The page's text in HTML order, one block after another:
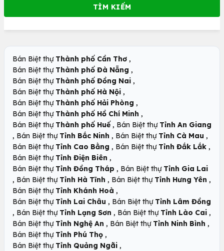
Bán Biệt thự Thành phố Cần Thơ ,
Bán Biệt thự Thành phố Đà Nẵng ,
Bán Biệt thự Thành phố Đồng Nai ,
Bán Biệt thự Thành phố Hà Nội ,
Bán Biệt thự Thành phố Hải Phòng ,
Bán Biệt thự Thành phố Hồ Chí Minh ,
Bán Biệt thự Thành phố Huế , Bán Biệt thự Tỉnh An Giang
, Bán Biệt thự Tỉnh Bắc Ninh , Bán Biệt thự Tỉnh Cà Mau ,
Bán Biệt thự Tỉnh Cao Bằng , Bán Biệt thự Tỉnh Đắk Lắk ,
Bán Biệt thự Tỉnh Điện Biên ,
Bán Biệt thự Tỉnh Đồng Tháp , Bán Biệt thự Tỉnh Gia Lai
, Bán Biệt thự Tỉnh Hà Tĩnh , Bán Biệt thự Tỉnh Hưng Yên ,
Bán Biệt thự Tỉnh Khánh Hoà ,
Bán Biệt thự Tỉnh Lai Châu , Bán Biệt thự Tỉnh Lâm Đồng
, Bán Biệt thự Tỉnh Lạng Sơn , Bán Biệt thự Tỉnh Lào Cai ,
Bán Biệt thự Tỉnh Nghệ An , Bán Biệt thự Tỉnh Ninh Bình ,
Bán Biệt thự Tỉnh Phú Thọ ,
Bán Biệt thự Tỉnh Quảng Ngãi ,